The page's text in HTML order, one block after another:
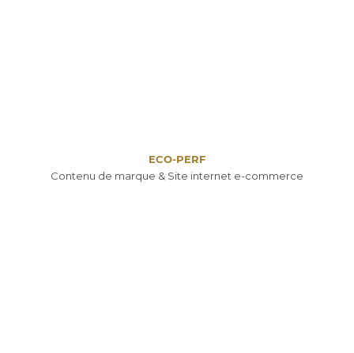
ECO-PERF
Contenu de marque & Site internet e-commerce